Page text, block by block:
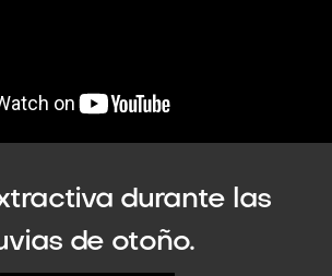
durante las
de otoño.